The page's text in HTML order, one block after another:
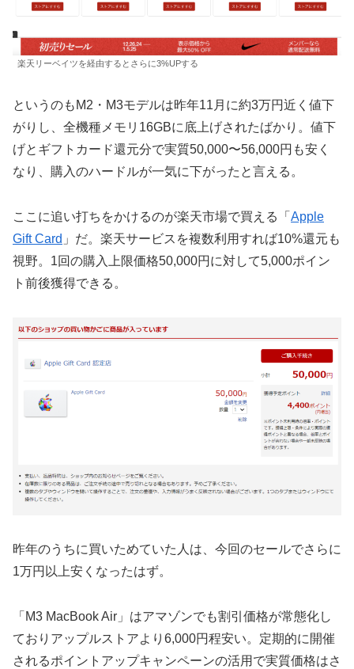
楽天リーベイツを経由するとさらに3%UPする
というのもM2・M3モデルは昨年11月に約3万円近く値下
がりし、全機種メモリ16GBに底上げされたばかり。値下
げとギフトカード還元分で実質50,000〜56,000円も安く
なり、購入のハードルが一気に下がったと言える。
ここに追い打ちをかけるのが楽天市場で買える「 Apple
Gift Card 」だ。楽天サービスを複数利用すれば10%還元も
視野。1回の購入上限価格50,000円に対して5,000ポイン
ト前後獲得できる。
昨年のうちに買いためていた人は、今回のセールでさらに
1万円以上安くなったはず。
「M3 MacBook Air」はアマゾンでも割引価格が常態化し
ておりアップルストアより6,000円程安い。定期的に開催
されるポイントアップキャンペーンの活用で実質価格はさ